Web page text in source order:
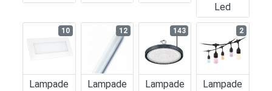
Led
Lampade
10
Lampade
12
Lampade
143
Lampade
2